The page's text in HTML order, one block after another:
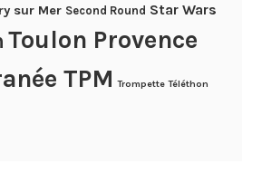
sur Mer Second Round Star Wars
Toulon Provence
TPM Trompette Téléthon